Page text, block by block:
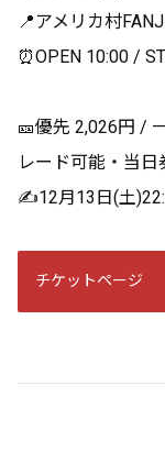
📍アメリカ村
⏰OPEN 10:00 /
🎫優先 2,026円 /
レード可能・当日
✍️12月13日(土
チケットページ